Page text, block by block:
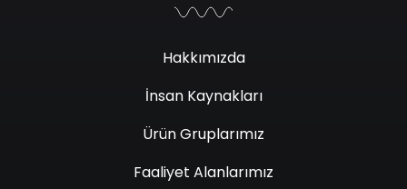
Hakkımızda
İnsan Kaynakları
Ürün Gruplarımız
Faaliyet Alanlarımız